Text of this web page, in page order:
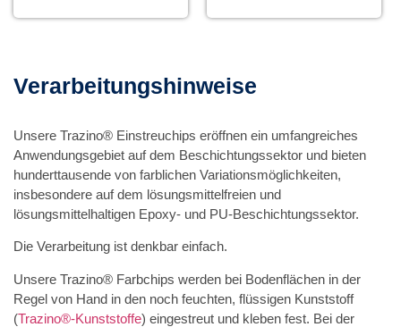
Verarbeitungshinweise
Unsere Trazino® Einstreuchips eröffnen ein umfangreiches
Anwendungsgebiet auf dem Beschichtungssektor und bieten
hunderttausende von farblichen Variationsmöglichkeiten,
insbesondere auf dem lösungsmittelfreien und
lösungsmittelhaltigen Epoxy- und PU-Beschichtungssektor.
Die Verarbeitung ist denkbar einfach.
Unsere Trazino® Farbchips werden bei Bodenflächen in der
Regel von Hand in den noch feuchten, flüssigen Kunststoff
(Trazino®-Kunststoffe) eingestreut und kleben fest. Bei der